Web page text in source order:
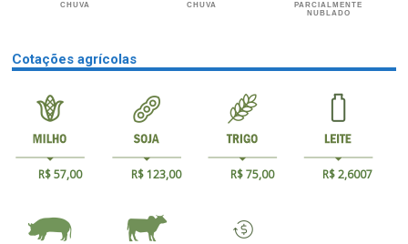
CHUVA CHUVA
PARCIALMENTE
NUBLADO
Cotações agrícolas
R$ 57,00 R$ 123,00 R$ 75,00 R$ 2,6007